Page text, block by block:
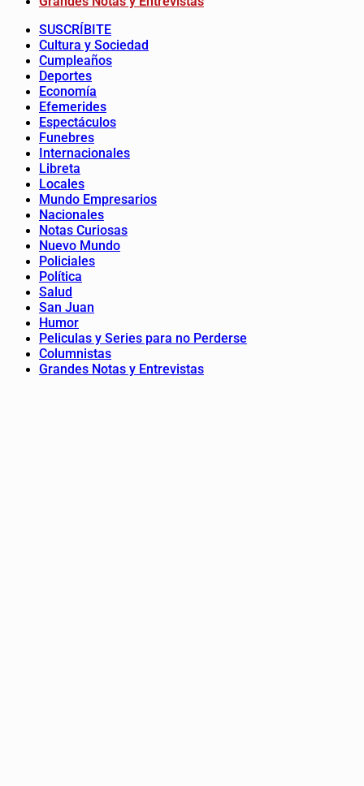
SUSCRÍBITE
Cultura y Sociedad
Cumpleaños
Deportes
Economía
Efemerides
Espectáculos
Funebres
Internacionales
Libreta
Locales
Mundo Empresarios
Nacionales
Notas Curiosas
Nuevo Mundo
Policiales
Política
Salud
San Juan
Humor
Peliculas y Series para no Perderse
Columnistas
Grandes Notas y Entrevistas